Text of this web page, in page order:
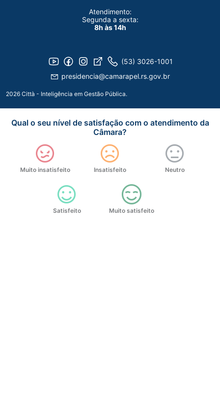
Atendimento:
Segunda a sexta:
8h às 14h
(53) 3026-1001
presidencia@camarapel.rs.gov.br
2026 Città - Inteligência em Gestão Pública.
Qual o seu nível de satisfação com o atendimento da
Câmara?
Muito insatisfeito Insatisfeito Neutro
Satisfeito Muito satisfeito